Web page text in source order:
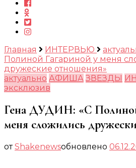
Главная ИНТЕРВЬЮ
Полиной Гагариной у меня
дружеские отношения»
актуально АФИША ЗВЕЗДЫ
эксклюзив
Гена ДУДИН: «С
меня сложились
отShakenewsобновлено